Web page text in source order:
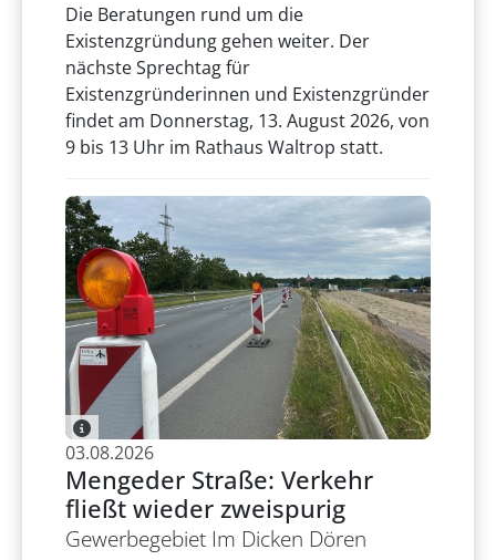
Die Beratungen rund um die
Existenzgründung gehen weiter. Der
nächste Sprechtag für
Existenzgründerinnen und Existenzgründer
findet am Donnerstag, 13. August 2026, von
9 bis 13 Uhr im Rathaus Waltrop statt.
03.08.2026
Mengeder Straße: Verkehr
fließt wieder zweispurig
Gewerbegebiet Im Dicken Dören